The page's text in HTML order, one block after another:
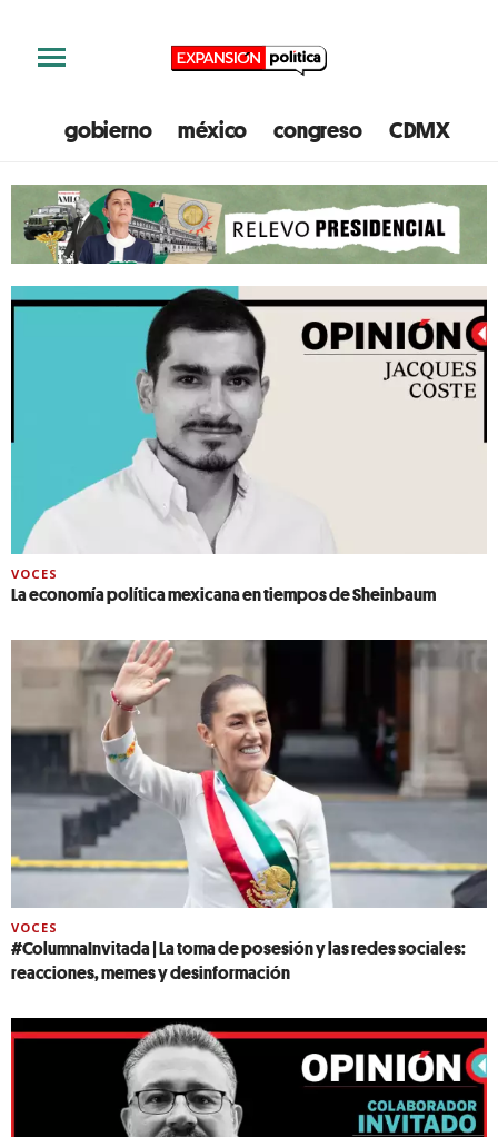
gobierno méxico congreso CDMX
VOCES
La economía política mexicana en tiempos de Sheinbaum
VOCES
#ColumnaInvitada | La toma de posesión y las redes sociales:
reacciones, memes y desinformación